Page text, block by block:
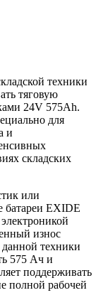
техники
тяговую
24V 575Ah.
для
и
складских
или
батареи EXIDE
износ
техники
575 Ач и
поддерживать
полной рабочей